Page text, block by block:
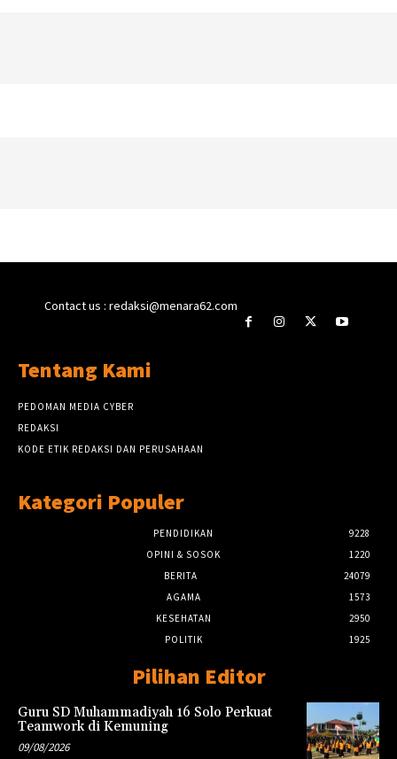
Contact us : redaksi@menara62.com
Tentang Kami
PEDOMAN MEDIA CYBER
REDAKSI
KODE ETIK REDAKSI DAN PERUSAHAAN
Kategori Populer
PENDIDIKAN
9228
OPINI & SOSOK
1220
BERITA
24079
AGAMA
1573
KESEHATAN
2950
POLITIK
1925
Pilihan Editor
Guru SD Muhammadiyah 16 Solo Perkuat
Teamwork di Kemuning
09/08/2026